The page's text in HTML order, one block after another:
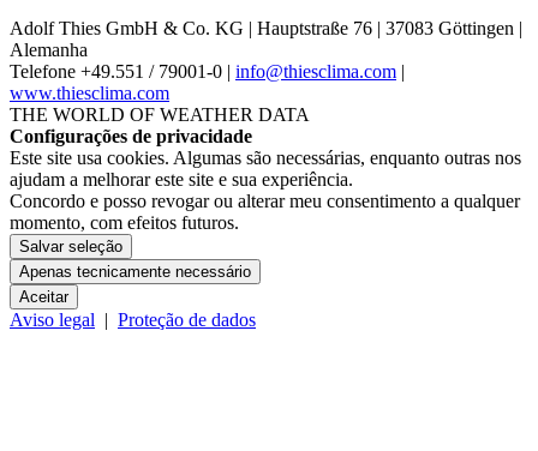
Adolf Thies GmbH & Co. KG | Hauptstraße 76 | 37083 Göttingen |
Alemanha
Telefone +49.551 /­ 79001-0 | info@thiesclima.com |
www.thiesclima.com
THE WORLD OF WEATHER DATA
Configurações de privacidade
Este site usa cookies. Algumas são necessárias, enquanto outras nos
ajudam a melhorar este site e sua experiência.
Concordo e posso revogar ou alterar meu consentimento a qualquer
momento, com efeitos futuros.
Salvar seleção
Apenas tecnicamente necessário
Aceitar
Aviso legal | Proteção de dados